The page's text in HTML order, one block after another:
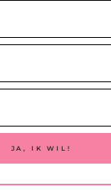
JA, IK WIL!